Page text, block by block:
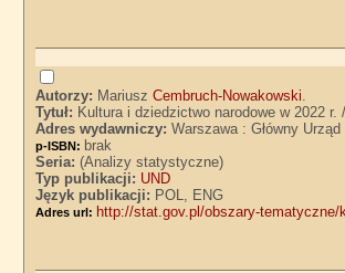
Autorzy: MariuszCembruch-Nowakowski.
Tytuł: Kultura i dziedzictwo narodowe w 2022
Adres wydawniczy:Warszawa : Główny
p-ISBN: brak
Seria:(Analizy statystyczne)
Typ publikacji: UND
Język publikacji: POL, ENG
Adres url: http://stat.gov.pl/obszary-tematyczne/